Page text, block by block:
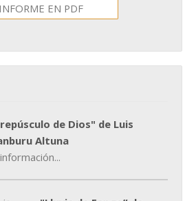
INFORME EN PDF
de Dios" de Luis
Altuna